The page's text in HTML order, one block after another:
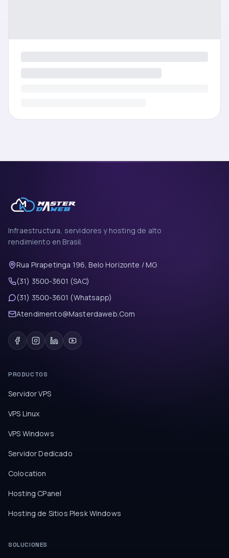
Infraestructura, servidores y hosting de alto
rendimiento en Brasil.
Rua Pirapetinga 196, Belo Horizonte / MG
(31) 3500-3601 (SAC)
(31) 3500-3601 (Whatsapp)
Atendimento@Masterdaweb.Com
PRODUCTOS
Servidor VPS
VPS Linux
VPS Windows
Servidor Dedicado
Colocation
Hosting CPanel
Hosting de Sitios Plesk Windows
SOLUCIONES